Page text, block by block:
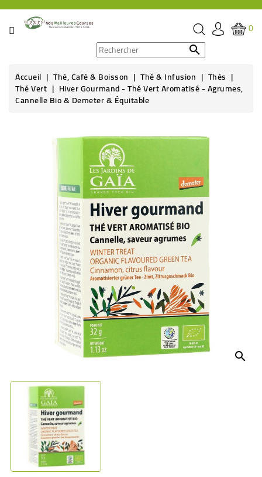
CATÉGORIE
ÉPICERIE
0

Accueil Thé, Café & Boisson Thé & Infusion Thés
Thé Vert Hiver Gourmand - Thé Vert Aromatisé - Agrumes,
Cannelle Bio & Demeter & Équitable
search